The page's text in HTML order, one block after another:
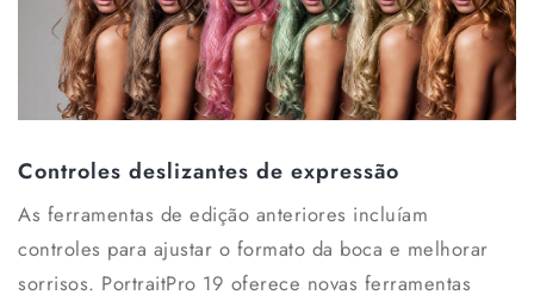
Controles deslizantes de expressão
As ferramentas de edição anteriores incluíam
controles para ajustar o formato da boca e melhorar
sorrisos. PortraitPro 19 oferece novas ferramentas